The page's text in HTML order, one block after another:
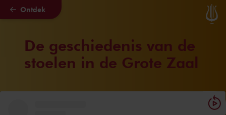
Naar hoofdcontent
Ontdek
De geschiedenis van de
stoelen in de Grote Zaal